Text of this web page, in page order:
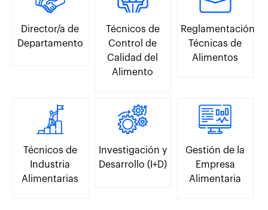
Director/a de
Departamento
Técnicos de
Control de
Calidad del
Alimento
Reglamentación
Técnicas de
Alimentos
Técnicos de
Industria
Alimentarias
Investigación y
Desarrollo (I+D)
Gestión de la
Empresa
Alimentaria